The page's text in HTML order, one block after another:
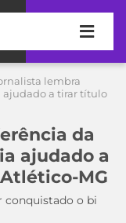
lembra
a tirar título
da
ajudado a
MG
conquistado o bi